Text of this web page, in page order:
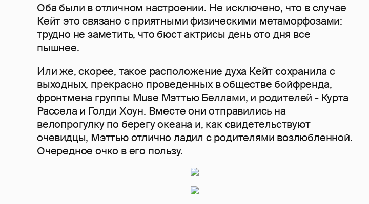
Оба были в отличном настроении. Не исключено, что в случае
Кейт это связано с приятными физическими метаморфозами:
трудно не заметить, что бюст актрисы день ото дня все
пышнее.
Или же, скорее, такое расположение духа Кейт сохранила с
выходных, прекрасно проведенных в обществе бойфренда,
фронтмена группы Muse Мэттью Беллами, и родителей - Курта
Рассела и Голди Хоун. Вместе они отправились на
велопрогулку по берегу океана и, как свидетельствуют
очевидцы, Мэттью отлично ладил с родителями возлюбленной.
Очередное очко в его пользу.